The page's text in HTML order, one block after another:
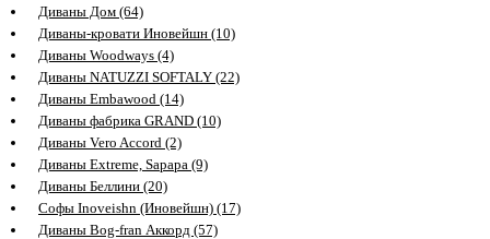
Диваны Дом (64)
Диваны-кровати Иновейшн (10)
Диваны Woodways (4)
Диваны NATUZZI SOFTALY (22)
Диваны Embawood (14)
Диваны фабрика GRAND (10)
Диваны Vero Accord (2)
Диваны Extreme, Sapapa (9)
Диваны Беллини (20)
Софы Inoveishn (Иновейшн) (17)
Диваны Bog-fran Аккорд (57)